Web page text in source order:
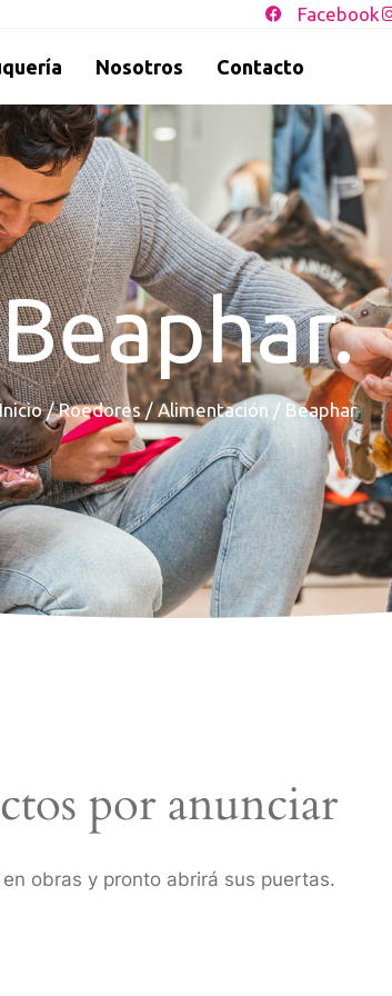
Facebook
Nosotros Contacto
Beaphar.
Inicio/Roedores/Alimentación / Beaphar
por anunciar
obras y pronto abrirá sus puertas.